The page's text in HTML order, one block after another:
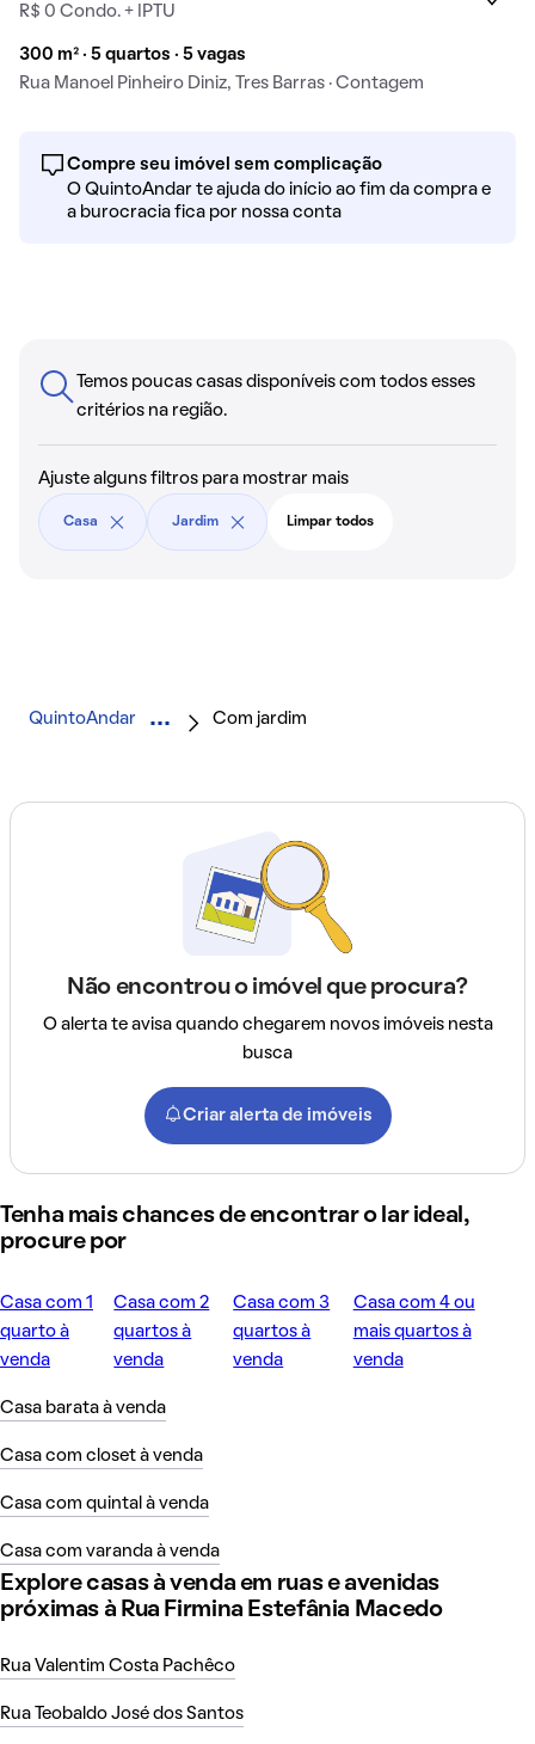
R$ 0 Condo. + IPTU
300 m² · 5 quartos · 5 vagas
Rua Manoel Pinheiro Diniz, Tres Barras · Contagem
Compre seu imóvel sem complicação
O QuintoAndar te ajuda do início ao fim da compra e
a burocracia fica por nossa conta
Temos poucas casas disponíveis com todos esses
critérios na região.
Ajuste alguns filtros para mostrar mais
Casa Jardim Limpar todos
QuintoAndar Com jardim
Não encontrou o imóvel que procura?
O alerta te avisa quando chegarem novos imóveis nesta
busca
Criar alerta de imóveis
Tenha mais chances de encontrar o lar ideal,
procure por
Casa com 1
quarto à
venda
Casa com 2
quartos à
venda
Casa com 3
quartos à
venda
Casa com 4 ou
mais quartos à
venda
Casa barata à venda
Casa com closet à venda
Casa com quintal à venda
Casa com varanda à venda
Explore casas à venda em ruas e avenidas
próximas à Rua Firmina Estefânia Macedo
Rua Valentim Costa Pachêco
Rua Teobaldo José dos Santos